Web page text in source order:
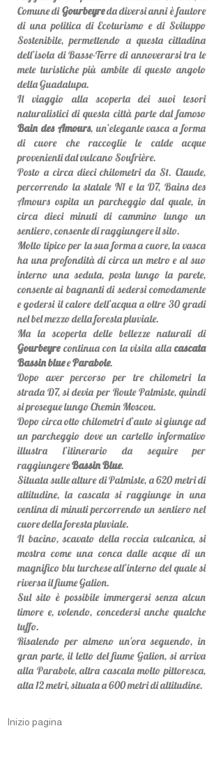
Comune diGourbeyreda diversi anni è fautore
di una politica di Ecoturismo e di Sviluppo
Sostenibile, permettendo a questa cittadina
dell’isola di Basse-Terre di annoverarsi tra le
mete turistiche più ambite di questo angolo
della Guadalupa.
Il viaggio alla scoperta dei suoi tesori
naturalistici di questa città parte dal famoso
Bain des Amours, un’elegante vasca a forma
di cuore che raccoglie le calde acque
provenienti dal vulcano Soufrière.
Posto a circa dieci chilometri da St. Claude,
percorrendo la statale N1 e la D7, Bains des
Amours ospita un parcheggio dal quale, in
circa dieci minuti di cammino lungo un
sentiero, consente di raggiungere il sito.
Molto tipico per la sua forma a cuore, la vasca
ha una profondità di circa un metro e al suo
interno una seduta, posta lungo la parete,
consente ai bagnanti di sedersi comodamente
e godersi il calore dell’acqua a oltre 30 gradi
nel bel mezzo della foresta pluviale.
Ma la scoperta delle bellezze naturali di
Gourbeyre continua con la visita alla cascata
Bassin blueeParabole.
Dopo aver percorso per tre chilometri la
strada D7, si devia per Route Palmiste, quindi
si prosegue lungo Chemin Moscou.
Dopo circa otto chilometri d’auto si giunge ad
un parcheggio dove un cartello informativo
illustra l’itinerario da seguire per
raggiungereBassin Blue.
Situata sulle alture di Palmiste, a 620 metri di
altitudine, la cascata si raggiunge in una
ventina di minuti percorrendo un sentiero nel
cuore della foresta pluviale.
Il bacino, scavato della roccia vulcanica, si
mostra come una conca dalle acque di un
magnifico blu turchese all’interno del quale si
riversa il fiume Galion.
Sul sito è possibile immergersi senza alcun
timore e, volendo, concedersi anche qualche
tuffo.
Risalendo per almeno un'ora seguendo, in
gran parte, il letto del fiume Galion, si arriva
alla Parabole, altra cascata molto pittoresca,
alta 12 metri, situata a 600 metri di altitudine.
Inizio pagina